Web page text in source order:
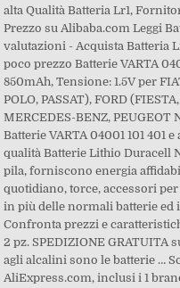
alta Qualità Batteria Lr1,
Prezzo su Alibaba.com Leggi
valutazioni - Acquista Batteria
poco prezzo Batterie VARTA
850mAh, Tensione: 1.5V per
POLO, PASSAT), FORD
MERCEDES-BENZ,
Batterie VARTA 04001 101 401
qualità Batterie Lithio Duracell
pila, forniscono energia
quotidiano, torce, accessori
in più delle normali batterie ed
Confronta prezzi e
2 pz. SPEDIZIONE
agli alcalini sono le batterie …
AliExpress.com, inclusi i 1